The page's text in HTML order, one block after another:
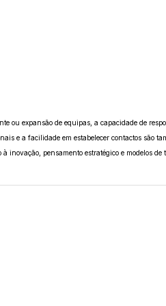
ou expansão de equipas, a capacidade de
e a facilidade em estabelecer contactos são
inovação, pensamento estratégico e modelos